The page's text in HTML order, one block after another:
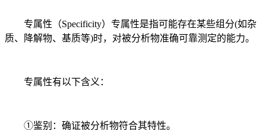
专属性（Specificity）专属性是指可能存在某些组分(如杂
质、降解物、基质等)时，对被分析物准确可靠测定的能力。
专属性有以下含义：
①鉴别：确证被分析物符合其特性。